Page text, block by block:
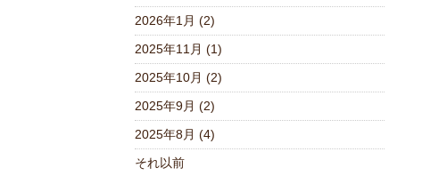
2026年1月 (2)
2025年11月 (1)
2025年10月 (2)
2025年9月 (2)
2025年8月 (4)
それ以前